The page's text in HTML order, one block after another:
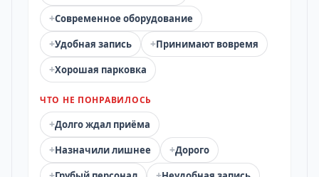
+Современное оборудование
+Удобная запись +Принимают вовремя
+Хорошая парковка
ЧТО НЕ ПОНРАВИЛОСЬ
+Долго ждал приёма
+Назначили лишнее +Дорого